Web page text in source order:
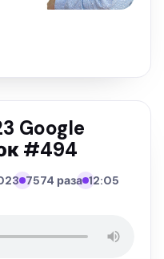
Google
#494
7574 раза 12:05